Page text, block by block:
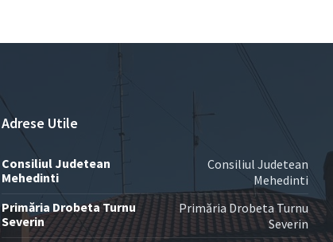
Adrese Utile
Consiliul Judetean
Mehedinti
Consiliul Judetean
Mehedinti
Primăria Drobeta Turnu
Severin
Primăria Drobeta Turnu
Severin